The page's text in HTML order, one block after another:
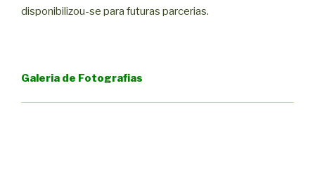
disponibilizou-se para futuras parcerias.
Galeria de Fotografias